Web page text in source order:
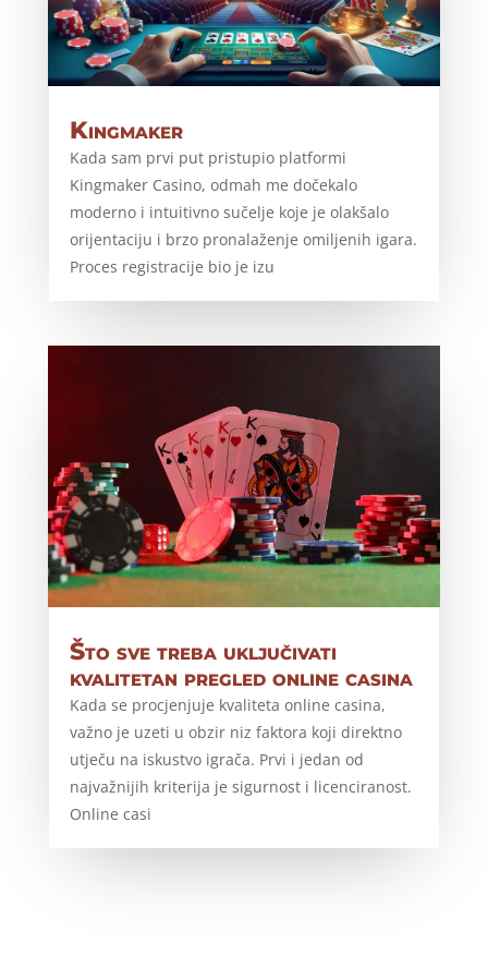
Kingmaker
Kada sam prvi put pristupio platformi
Kingmaker Casino, odmah me dočekalo
moderno i intuitivno sučelje koje je olakšalo
orijentaciju i brzo pronalaženje omiljenih igara.
Proces registracije bio je izu
Što sve treba uključivati
kvalitetan pregled online casina
Kada se procjenjuje kvaliteta online casina,
važno je uzeti u obzir niz faktora koji direktno
utječu na iskustvo igrača. Prvi i jedan od
najvažnijih kriterija je sigurnost i licenciranost.
Online casi